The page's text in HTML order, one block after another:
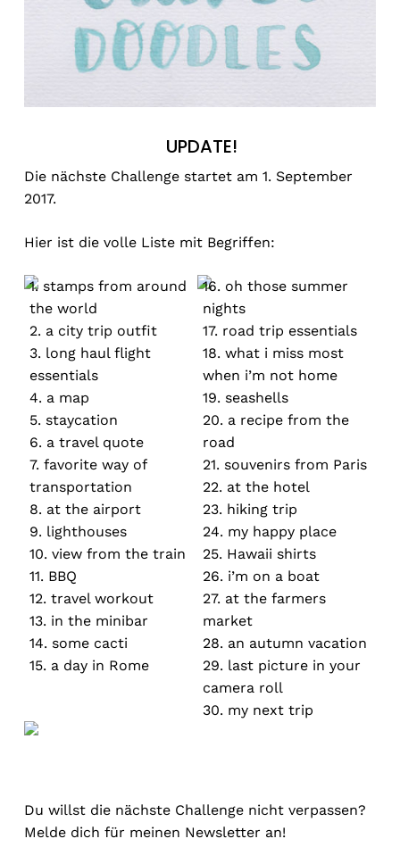
UPDATE!
Die nächste Challenge startet am 1. September
2017.
Hier ist die volle Liste mit Begriffen:
1. stamps from around
the world
2. a city trip outfit
3. long haul flight
essentials
4. a map
5. staycation
6. a travel quote
7. favorite way of
transportation
8. at the airport
9. lighthouses
10. view from the train
11. BBQ
12. travel workout
13. in the minibar
14. some cacti
15. a day in Rome
16. oh those summer
nights
17. road trip essentials
18. what i miss most
when i’m not home
19. seashells
20. a recipe from the
road
21. souvenirs from Paris
22. at the hotel
23. hiking trip
24. my happy place
25. Hawaii shirts
26. i’m on a boat
27. at the farmers
market
28. an autumn vacation
29. last picture in your
camera roll
30. my next trip
Du willst die nächste Challenge nicht verpassen?
Melde dich für meinen Newsletter an!